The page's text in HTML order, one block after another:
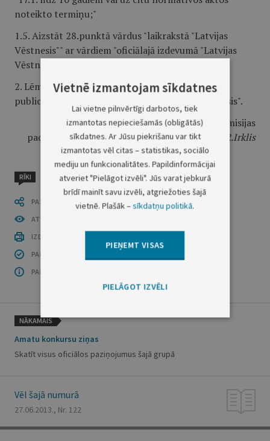
noteikto termiņu;"
1.5. Aizstāt 28.punktā vārdus "laikrakstā "Latvijas
Vēstnesis"" ar vārdiem "oficiālajā izdevumā "Latvijas
Vēstnesis"".
2. Lēmums stājas spēkā nākamajā dienā pēc tā
publicēšanas oficiālajā izdevumā "Latvijas Vēstnesis".
Sabiedrisko pakalpojumu regulēšanas komisijas
padomes priekšsēdētāja p.i. padomes loceklis
R.Irklis
RĪKI
PASTĀSTI CITIEM
ATVĒRT PUBLIKĀCIJU (PDF)
IZDRUKĀT PUBLIKĀCIJU
PAR INFORMĀCIJAS DROŠĪBU
PAR ŠO GRUPU
NĀKAMAIS
Amatu konkursu ziņas
Skatīt visus oficiālos paziņojumus šajā grupā
Vēl šajā numurā
27.06.2013., Nr. 122
Vietnē izmantojam sīkdatnes
Lai vietne pilnvērtīgi darbotos, tiek
izmantotas nepieciešamās (obligātās)
sīkdatnes. Ar Jūsu piekrišanu var tikt
izmantotas vēl citas – statistikas, sociālo
mediju un funkcionalitātes. Papildinformācijai
atveriet "Pielāgot izvēli". Jūs varat jebkurā
brīdī mainīt savu izvēli, atgriežoties šajā
vietnē. Plašāk –sīkdatņu politikā.
PIEŅEMT VISAS
PIELĀGOT IZVĒLI